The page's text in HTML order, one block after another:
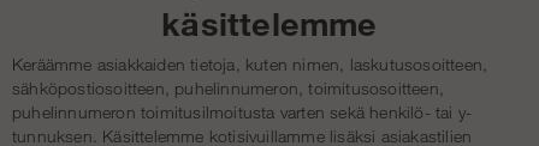
käsittelemme
Keräämme asiakkaiden tietoja, kuten nimen, laskutusosoitteen,
sähköpostiosoitteen, puhelinnumeron, toimitusosoitteen,
puhelinnumeron toimitusilmoitusta varten sekä henkilö- tai y-
tunnuksen. Käsittelemme kotisivuillamme lisäksi asiakastilien